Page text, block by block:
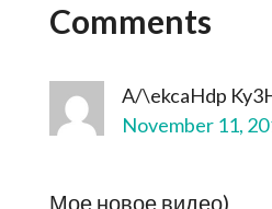
Comments
A/\ekcaHdp
November 11,
Мое новое видео)